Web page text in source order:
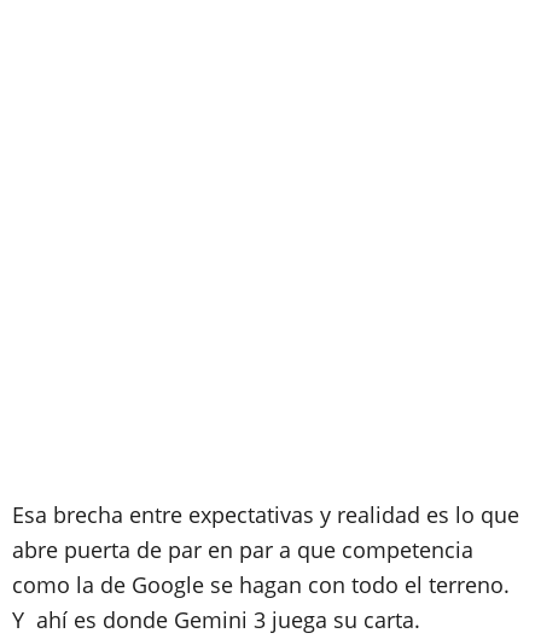
Esa brecha entre expectativas y realidad es lo que
abre puerta de par en par a que competencia
como la de Google se hagan con todo el terreno.
Y ahí es donde Gemini 3 juega su carta.